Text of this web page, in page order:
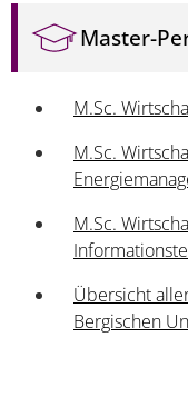
Master-
M.Sc.
M.Sc.
M.Sc.
Übersicht
Bergischen